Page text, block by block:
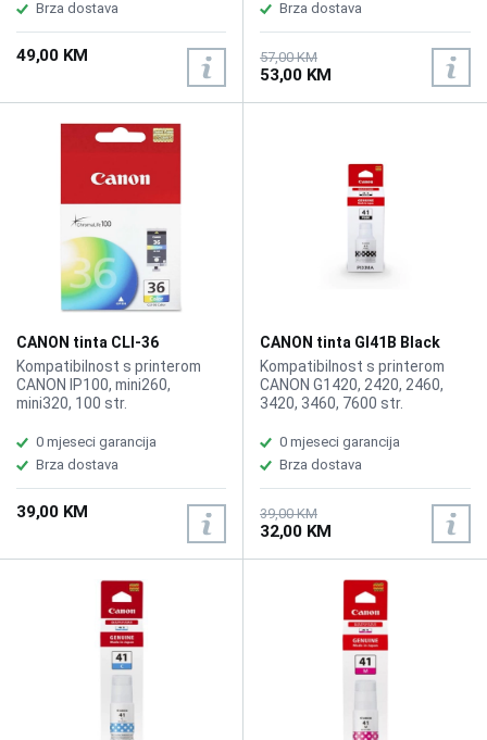
Brza dostava
49,00 KM
Brza dostava
57,00 KM
53,00 KM
CANON tinta CLI-36
Kompatibilnost s printerom
CANON IP100, mini260,
mini320, 100 str.
0 mjeseci garancija
Brza dostava
39,00 KM
CANON tinta GI41B Black
Kompatibilnost s printerom
CANON G1420, 2420, 2460,
3420, 3460, 7600 str.
0 mjeseci garancija
Brza dostava
39,00 KM
32,00 KM